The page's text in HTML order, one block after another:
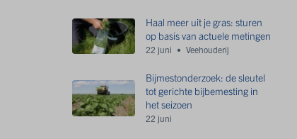
Haal meer uit je gras: sturen
op basis van actuele metingen
22 juni Veehouderij
Bijmestonderzoek: de sleutel
tot gerichte bijbemesting in
het seizoen
22 juni